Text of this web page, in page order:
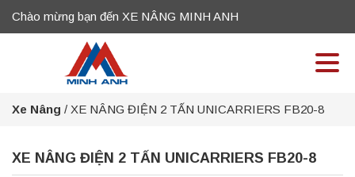
Chào mừng bạn đến XE NÂNG MINH ANH
Xe Nâng / XE NÂNG ĐIỆN 2 TẤN UNICARRIERS FB20-8
XE NÂNG ĐIỆN 2 TẤN UNICARRIERS FB20-8